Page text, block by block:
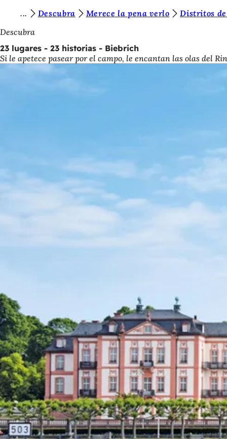
Saltar al contenido
s
t
á
Descubra Merece la pena verlo
Distritos
Descubra
23 lugares - 23 historias - Biebrich
Si le apetece pasear por el campo, le encantan las olas del